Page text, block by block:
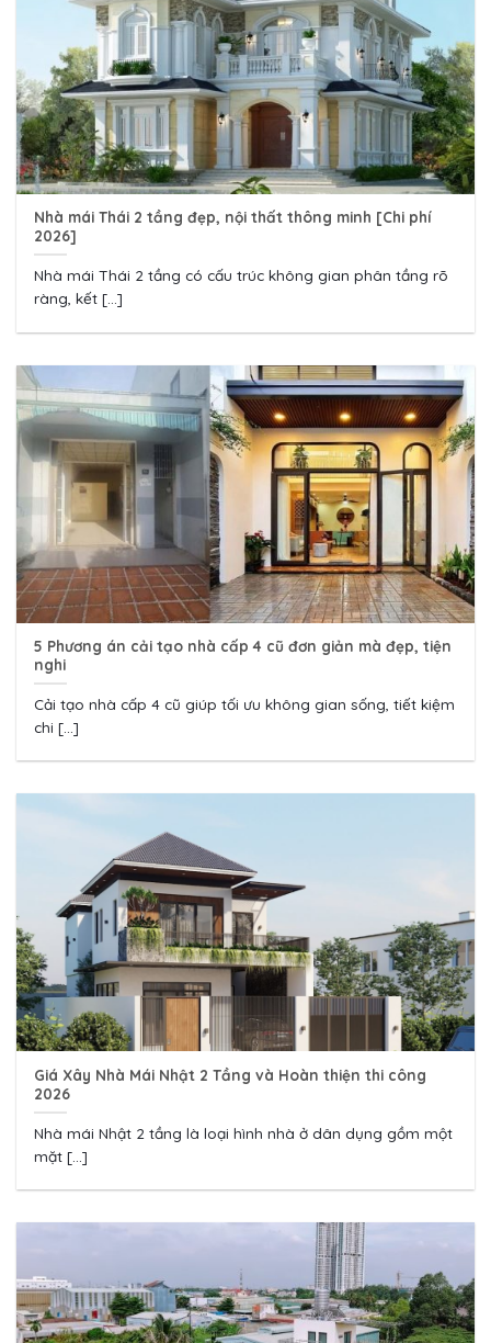
Nhà mái Thái 2 tầng đẹp, nội thất thông minh [Chi phí
2026]
Nhà mái Thái 2 tầng có cấu trúc không gian phân tầng rõ
ràng, kết [...]
5 Phương án cải tạo nhà cấp 4 cũ đơn giản mà đẹp, tiện
nghi
Cải tạo nhà cấp 4 cũ giúp tối ưu không gian sống, tiết kiệm
chi [...]
Giá Xây Nhà Mái Nhật 2 Tầng và Hoàn thiện thi công
2026
Nhà mái Nhật 2 tầng là loại hình nhà ở dân dụng gồm một
mặt [...]